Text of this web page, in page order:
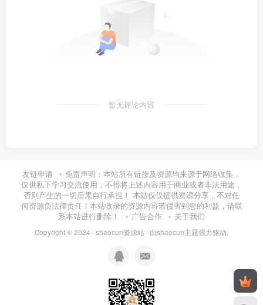
暂无评论内容
友链申请
免责声明：本站所有链接及资源均来源于网络收集，
仅供私下学习交流使用，不得将上述内容用于商业或者非法用途，
否则产生的一切后果自行承担！ 本站仅仅提供资源分享，不对任
何资源负法律责任！本站收录的资源内容若侵害到您的利益，请联
系本站进行删除！
广告合作 关于我们
Copyright © 2024 · shaocun资源站 · 由shaocun主题强力驱动.